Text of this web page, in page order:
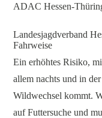
ADAC Hessen-
Landesjagdverband
Fahrweise
Ein erhöhtes Risiko,
allem nachts und in
Wildwechsel kommt.
auf Futtersuche und